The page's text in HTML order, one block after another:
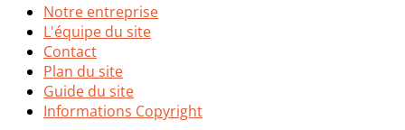
Notre entreprise
L'équipe du site
Contact
Plan du site
Guide du site
Informations Copyright